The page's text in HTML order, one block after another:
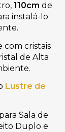
110cm de
instalá-lo
e com cristais
de Alta
Lustre de
para Sala de
Duplo e